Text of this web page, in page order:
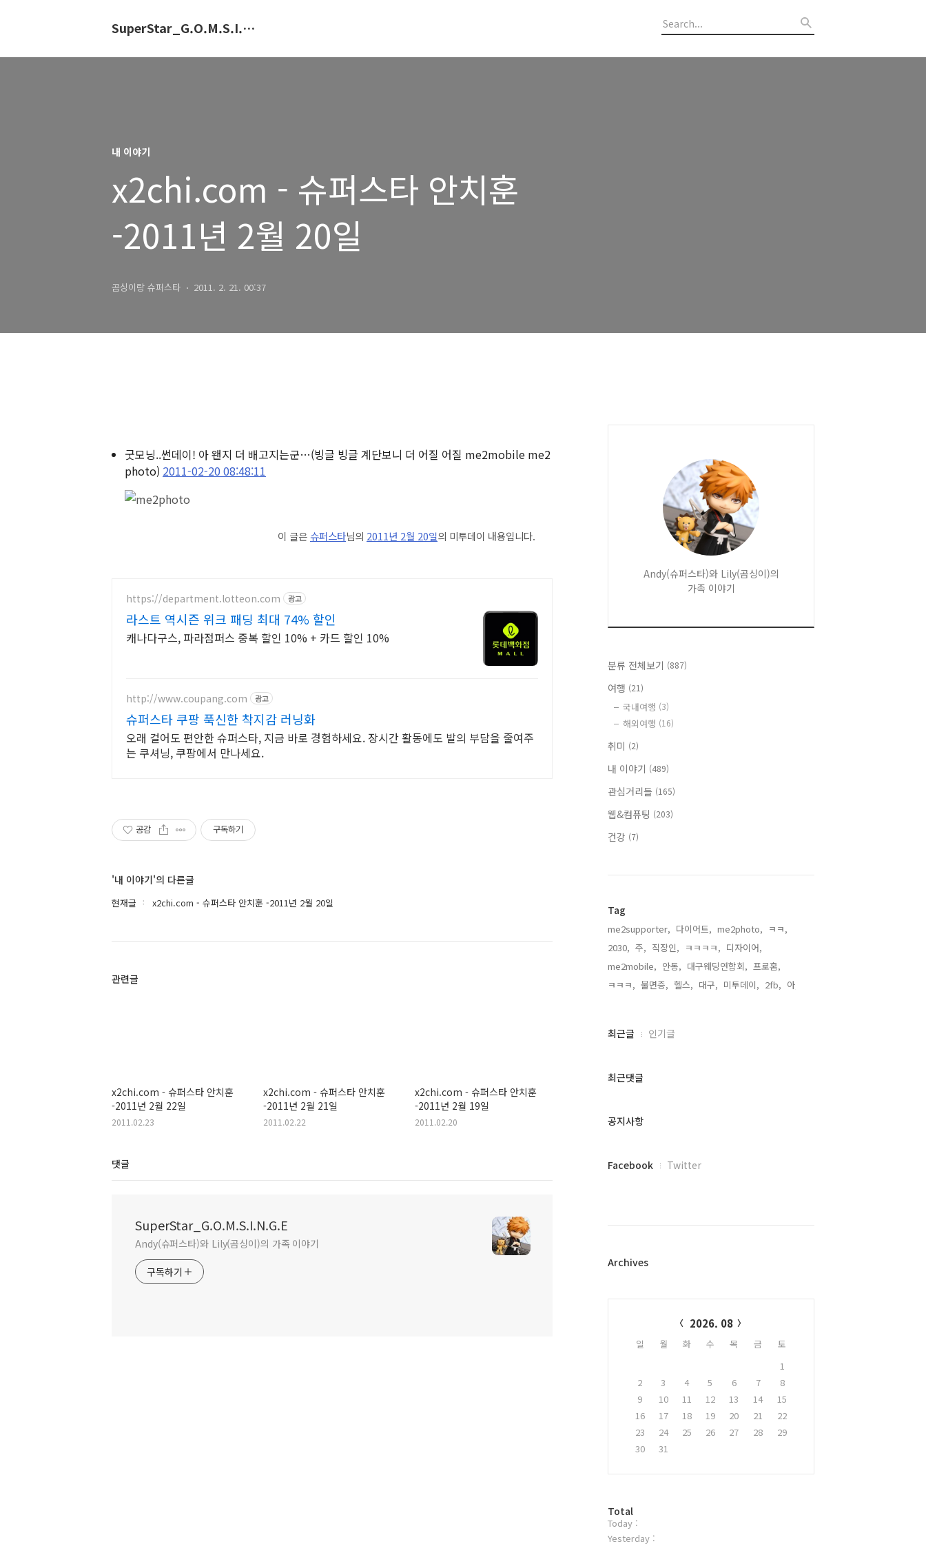
SuperStar_G.O.M.S.I.N.G.E
내 이야기
x2chi.com - 슈퍼스타 안치훈
-2011년 2월 20일
곰싱이랑 슈퍼스타 2011. 2. 21. 00:37
굿모닝..썬데이! 아 왠지 더 배고지는군…(빙글 빙글 계단보니 더 어질 어질 me2mobile me2
photo) 2011-02-20 08:48:11
이 글은 슈퍼스타님의 2011년 2월 20일의 미투데이 내용입니다.
https://department.lotteon.com 광고
라스트 역시즌 위크 패딩 최대 74% 할인
캐나다구스, 파라점퍼스 중복 할인 10% + 카드 할인 10%
http://www.coupang.com 광고
슈퍼스타 쿠팡 푹신한 착지감 러닝화
오래 걸어도 편안한 슈퍼스타, 지금 바로 경험하세요. 장시간 활동에도 발의 부담을 줄여주
는 쿠셔닝, 쿠팡에서 만나세요.
공감 구독하기
'내 이야기'의 다른글
현재글 x2chi.com - 슈퍼스타 안치훈 -2011년 2월 20일
관련글
x2chi.com - 슈퍼스타 안치훈
-2011년 2월 22일
2011.02.23
x2chi.com - 슈퍼스타 안치훈
-2011년 2월 21일
2011.02.22
x2chi.com - 슈퍼스타 안치훈
-2011년 2월 19일
2011.02.20
댓글
SuperStar_G.O.M.S.I.N.G.E
Andy(슈퍼스타)와 Lily(곰싱이)의 가족 이야기
구독하기
Andy(슈퍼스타)와 Lily(곰싱이)의
가족 이야기
분류 전체보기 (887)
여행 (21)
국내여행 (3)
해외여행 (16)
취미 (2)
내 이야기 (489)
관심거리들 (165)
웹&컴퓨팅 (203)
건강 (7)
Tag
me2supporter, 다이어트, me2photo, ㅋㅋ,
2030, 주, 직장인, ㅋㅋㅋㅋ, 디자이어,
me2mobile, 안동, 대구웨딩연합회, 프로홈,
ㅋㅋㅋ, 불면증, 헬스, 대구, 미투데이, 2fb, 아,
최
과
글
최근글 인기글
최근댓글
공지사항
페
플
Facebook Twitter
Archives
2026. 08
일 월 화 수 목 금
토
1
2
3 4 5 6 7
8
9
10 11 12 13 14
15
16
17 18 19 20 21
22
23
24 25 26 27 28
29
30
31
방
문
자
Total
Today :
Yesterday :